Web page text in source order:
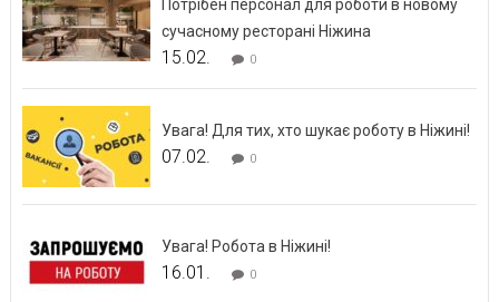
Потрібен персонал для роботи в новому
сучасному ресторані Ніжина
15.02. 0
Увага! Для тих, хто шукає роботу в Ніжині!
07.02. 0
Увага! Робота в Ніжині!
16.01. 0